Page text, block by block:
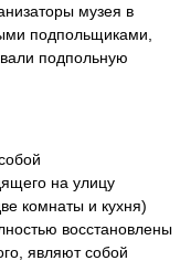
музея в
подпольщиками,
подпольную
на улицу
комнаты и кухня)
восстановлены
являют собой